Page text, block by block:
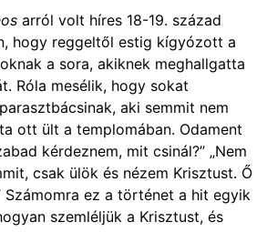
arról volt híres 18-19. század
hogy reggeltől estig kígyózott a
a sora, akiknek meghallgatta
Róla mesélik, hogy sokat
aki semmit nem
ott ült a templomában. Odament
kérdeznem, mit csinál?” „Nem
csak ülök és nézem Krisztust. Ő
Számomra ez a történet a hit egyik
szemléljük a Krisztust, és